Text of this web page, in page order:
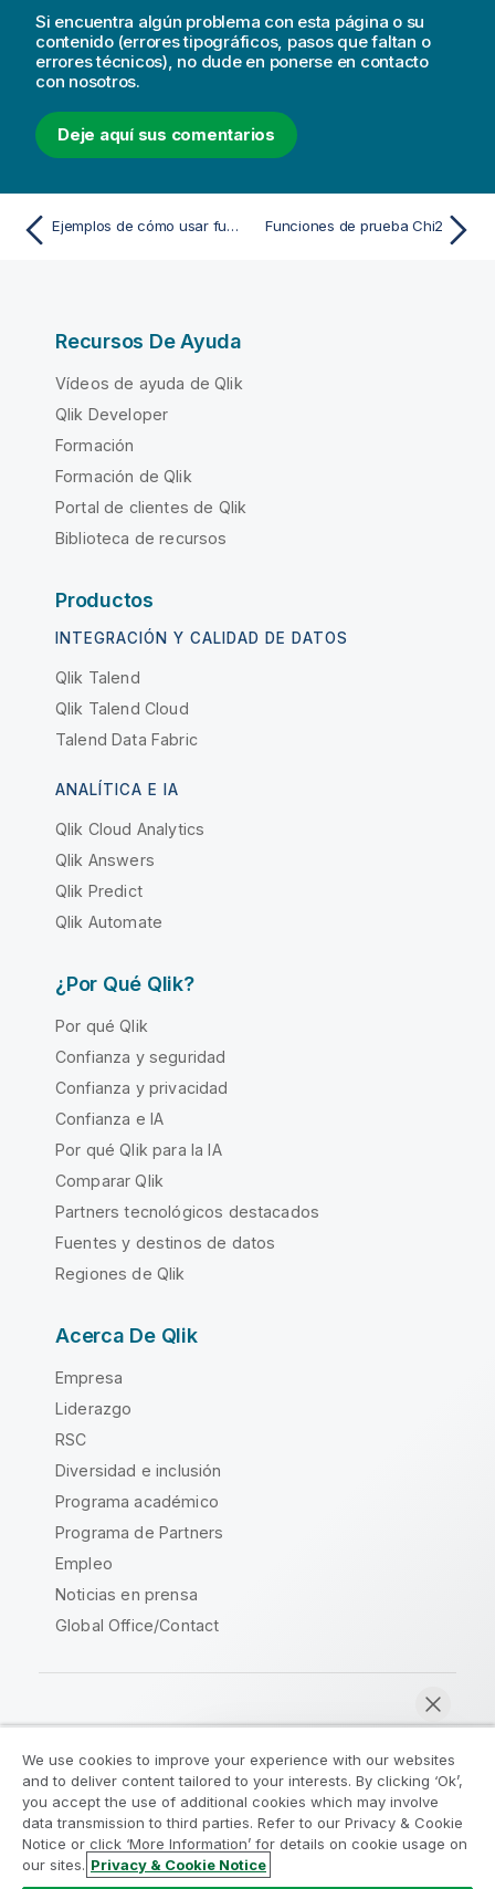
Si encuentra algún problema con esta página o su
contenido (errores tipográficos, pasos que faltan o
errores técnicos), no dude en ponerse en contacto
con nosotros.
Deje aquí sus comentarios
Ejemplos de cómo usar funciones linest Funciones de prueba Chi2
Recursos De Ayuda
Vídeos de ayuda de Qlik
Qlik Developer
Formación
Formación de Qlik
Portal de clientes de Qlik
Biblioteca de recursos
Productos
INTEGRACIÓN Y CALIDAD DE DATOS
Qlik Talend
Qlik Talend Cloud
Talend Data Fabric
ANALÍTICA E IA
Qlik Cloud Analytics
Qlik Answers
Qlik Predict
Qlik Automate
¿Por Qué Qlik?
Por qué Qlik
Confianza y seguridad
Confianza y privacidad
Confianza e IA
Por qué Qlik para la IA
Comparar Qlik
Partners tecnológicos destacados
Fuentes y destinos de datos
Regiones de Qlik
Acerca De Qlik
Empresa
Liderazgo
RSC
Diversidad e inclusión
Programa académico
Programa de Partners
Empleo
Noticias en prensa
Global Office/Contact
Acuerdos legales
Condiciones del producto
Legal Policies
Política legal
Condiciones de uso
Marcas comerciales
We use cookies to improve your experience with our websites
and to deliver content tailored to your interests. By clicking ‘Ok’,
you accept the use of additional cookies which may involve
data transmission to third parties. Refer to our Privacy & Cookie
Notice or click ‘More Information’ for details on cookie usage on
our sites. Privacy & Cookie Notice